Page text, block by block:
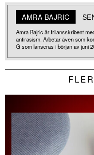
AMRA BAJRIC
Amra Bajric är frilansskribent
antirasism. Arbetar även som
G som lanseras i början av juni